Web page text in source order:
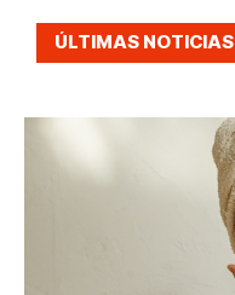
ÚLTIMAS NOTICIAS